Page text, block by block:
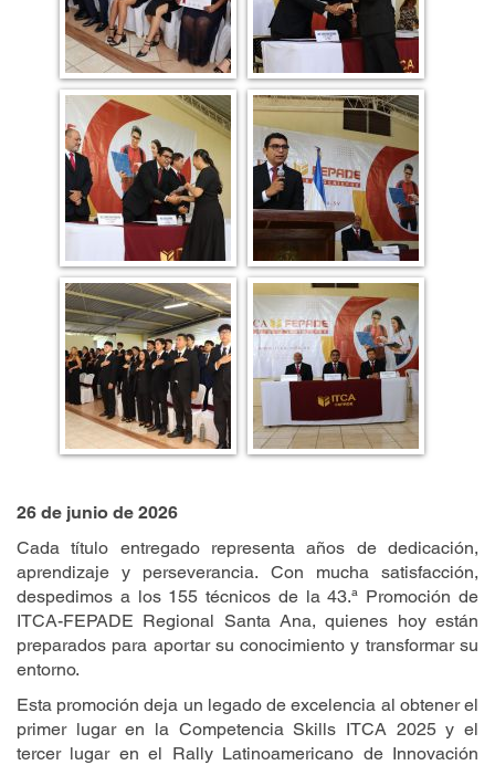
26 de junio de 2026
Cada título entregado representa años de dedicación,
aprendizaje y perseverancia. Con mucha satisfacción,
despedimos a los 155 técnicos de la 43.ª Promoción de
ITCA-FEPADE Regional Santa Ana, quienes hoy están
preparados para aportar su conocimiento y transformar su
entorno.
Esta promoción deja un legado de excelencia al obtener el
primer lugar en la Competencia Skills ITCA 2025 y el
tercer lugar en el Rally Latinoamericano de Innovación